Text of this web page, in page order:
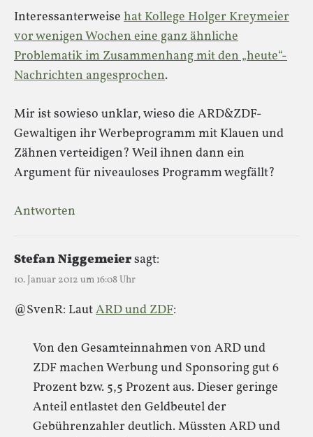
Interessanterweise hat Kollege Holger Kreymeier
vor wenigen Wochen eine ganz ähnliche
Problematik im Zusammenhang mit den „heute“-
Nachrichten angesprochen.
Mir ist sowieso unklar, wieso die ARD&ZDF-
Gewaltigen ihr Werbeprogramm mit Klauen und
Zähnen verteidigen? Weil ihnen dann ein
Argument für niveauloses Programm wegfällt?
Antworten
Stefan Niggemeiersagt:
10. Januar 2012 um 16:08 Uhr
@SvenR: LautARD und ZDF:
Von den Gesamteinnahmen von ARD und
ZDF machen Werbung und Sponsoring gut 6
Prozent bzw. 5,5 Prozent aus. Dieser geringe
Anteil entlastet den Geldbeutel der
Gebührenzahler deutlich. Müssten ARD und